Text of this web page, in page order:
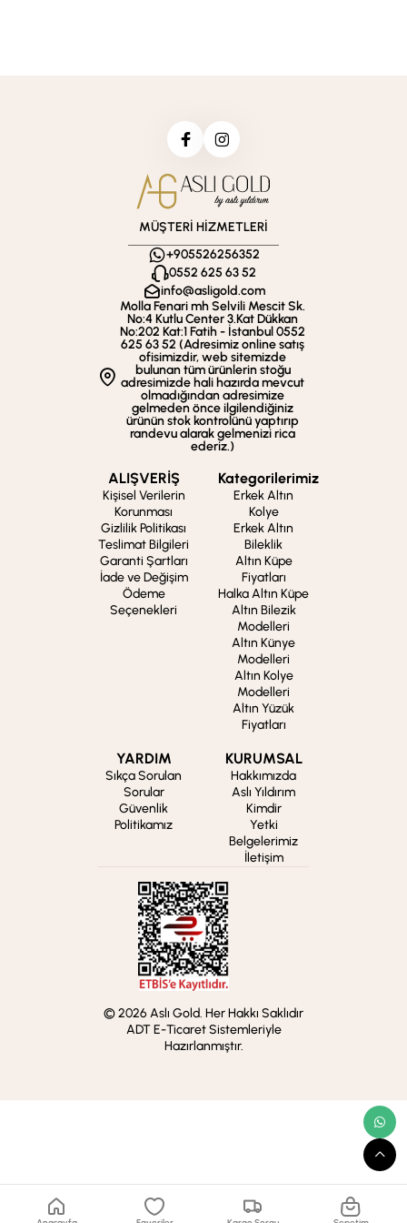
MÜŞTERİ HİZMETLERİ
+905526256352
0552 625 63 52
info@asligold.com
Molla Fenari mh Selvili Mescit Sk.
No:4 Kutlu Center 3.Kat Dükkan
No:202 Kat:1 Fatih - İstanbul 0552
625 63 52 (Adresimiz online satış
ofisimizdir, web sitemizde
bulunan tüm ürünlerin stoğu
adresimizde hali hazırda mevcut
olmadığından adresimize
gelmeden önce ilgilendiğiniz
ürünün stok kontrolünü yaptırıp
randevu alarak gelmenizi rica
ederiz.)
ALIŞVERİŞ
Kişisel Verilerin
Korunması
Gizlilik Politikası
Teslimat Bilgileri
Garanti Şartları
İade ve Değişim
Ödeme
Seçenekleri
Kategorilerimiz
Erkek Altın
Kolye
Erkek Altın
Bileklik
Altın Küpe
Fiyatları
Halka Altın Küpe
Altın Bilezik
Modelleri
Altın Künye
Modelleri
Altın Kolye
Modelleri
Altın Yüzük
Fiyatları
YARDIM
Sıkça Sorulan
Sorular
Güvenlik
Politikamız
KURUMSAL
Hakkımızda
Aslı Yıldırım
Kimdir
Yetki
Belgelerimiz
İletişim
© 2026 Aslı Gold. Her Hakkı Saklıdır
ADT E-Ticaret Sistemleriyle
Hazırlanmıştır.